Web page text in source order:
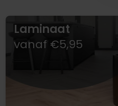
Laminaat
vanaf €5,95